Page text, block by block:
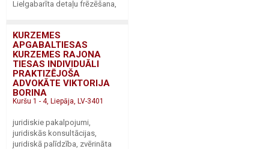
Lielgabarīta detaļu frēzēšana,
KURZEMES
APGABALTIESAS
KURZEMES RAJONA
TIESAS INDIVIDUĀLI
PRAKTIZĒJOŠA
ADVOKĀTE VIKTORIJA
BORINA
Kuršu 1 - 4, Liepāja, LV-3401
juridiskie pakalpojumi,
juridiskās konsultācijas,
juridiskā palīdzība, zvērināta